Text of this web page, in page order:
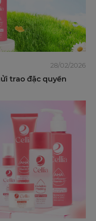
28/02/2026
trao đặc quyền